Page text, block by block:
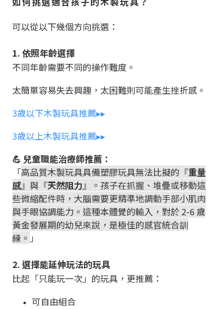
可以從以下幾個方向挑選：
1. 依照年齡選擇
不同年齡需要不同的操作難度。
太簡單容易失去興趣，太困難則可能產生挫折感。
3歲以下木製玩具推薦▸▸
3歲以上木製玩具推薦▸▸
💪 兒童職能治療師推薦：
「高品質木製玩具具備塑膠玩具無法比擬的『重量
感』與『天然阻力』。孩子在抓握、堆疊或移動這
些微縮配件時，大腦需要更精準地調動手部小肌肉
與手眼協調能力。這種本體覺的輸入，對於 2-6 歲
黃金發展期的幼兒來說，是極佳的感官統合訓
練。 」
2. 選擇能延伸玩法的玩具
比起「只能玩一次」的玩具，更推薦：
可自由組合